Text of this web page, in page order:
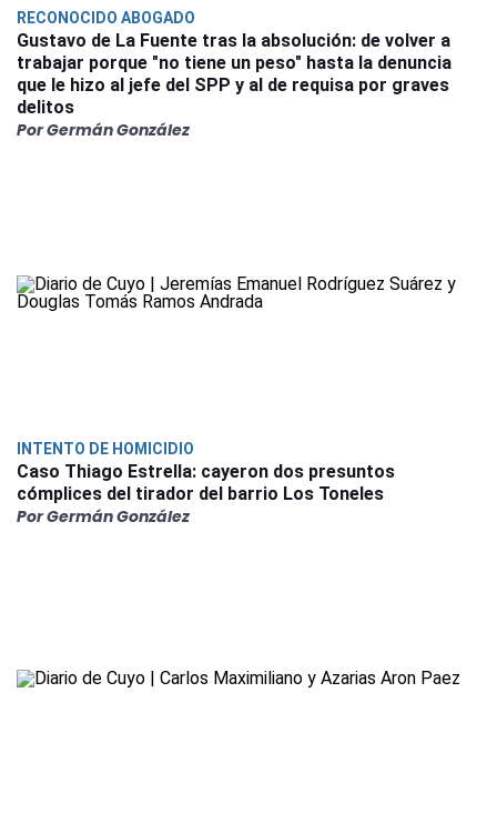
RECONOCIDO ABOGADO
Gustavo de La Fuente tras la absolución: de volver a
trabajar porque "no tiene un peso" hasta la denuncia
que le hizo al jefe del SPP y al de requisa por graves
delitos
Por Germán González
INTENTO DE HOMICIDIO
Caso Thiago Estrella: cayeron dos presuntos
cómplices del tirador del barrio Los Toneles
Por Germán González